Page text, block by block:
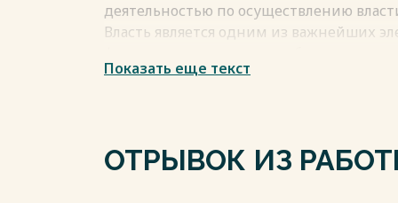
деятельностью по осуществлению
Власть является одним из важнейших
общественного явления и политической
Весь текст будет доступенпосле
Показать еще текст
ОТРЫВОК ИЗ